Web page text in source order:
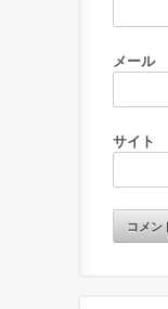
メール
サイト